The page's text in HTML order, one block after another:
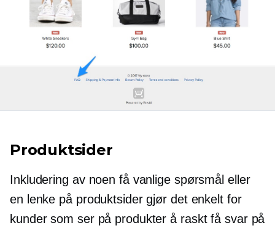
Produktsider
Inkludering av noen få vanlige spørsmål eller
en lenke på produktsider gjør det enkelt for
kunder som ser på produkter å raskt få svar på